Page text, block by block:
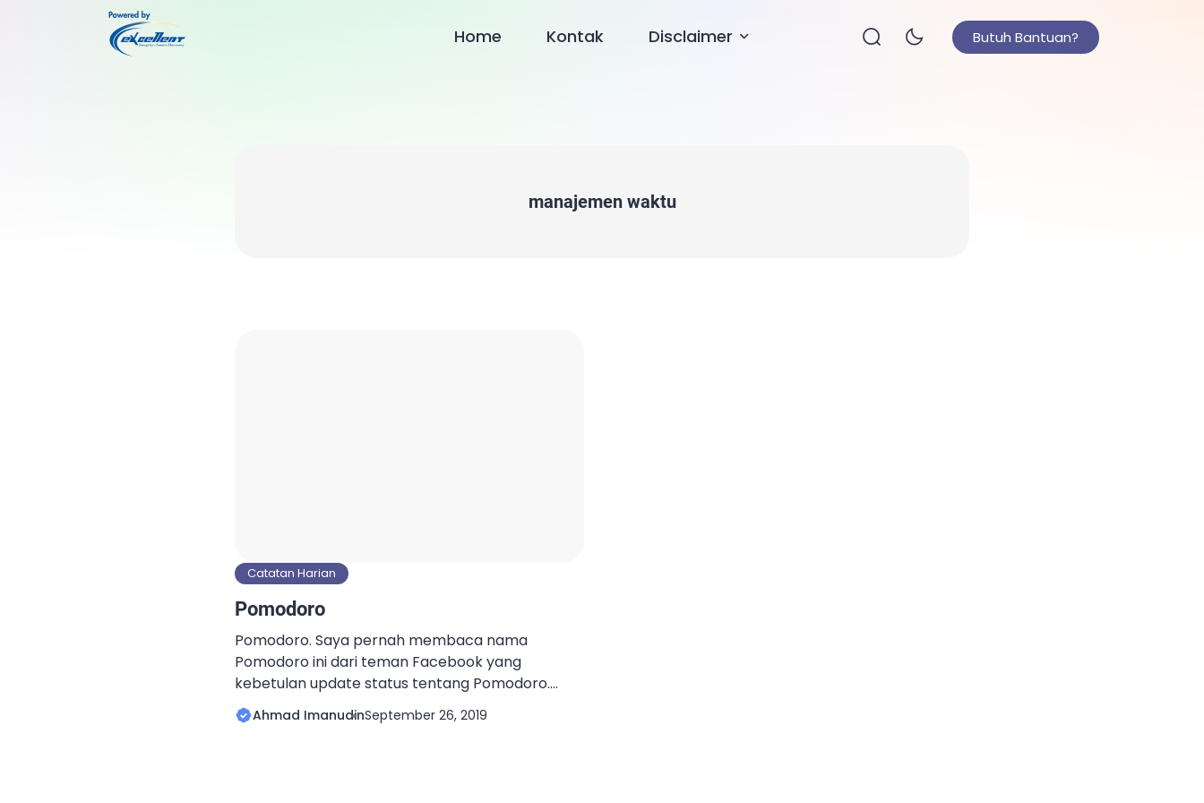
Home Kontak Disclaimer Butuh Bantuan?
manajemen waktu
Catatan Harian
Pomodoro
Pomodoro. Saya pernah membaca nama
Pomodoro ini dari teman Facebook yang
kebetulan update status tentang Pomodoro.
Mungkin sekitar 2-3 tahun yang lalu. Bisa juga
kurang atau lebih sih. Tepatnya kapan saya tidak
Ahmad ImanudinSeptember 26, 2019